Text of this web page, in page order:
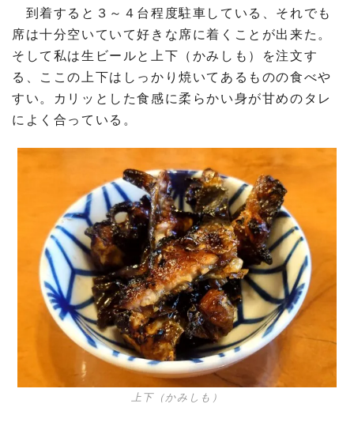
到着すると３～４台程度駐車している、それでも
席は十分空いていて好きな席に着くことが出来た。
そして私は生ビールと上下（かみしも）を注文す
る、ここの上下はしっかり焼いてあるものの食べや
すい。カリッとした食感に柔らかい身が甘めのタレ
によく合っている。
上下（かみしも）